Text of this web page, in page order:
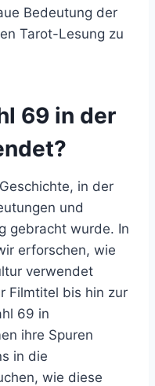
Bedeutung der
Tarot-Lesung zu
69 in der
in der
und
gebracht wurde. In
erforschen, wie
verwendet
Filmtitel bis hin zur
69 in
ihre Spuren
in die
wie diese